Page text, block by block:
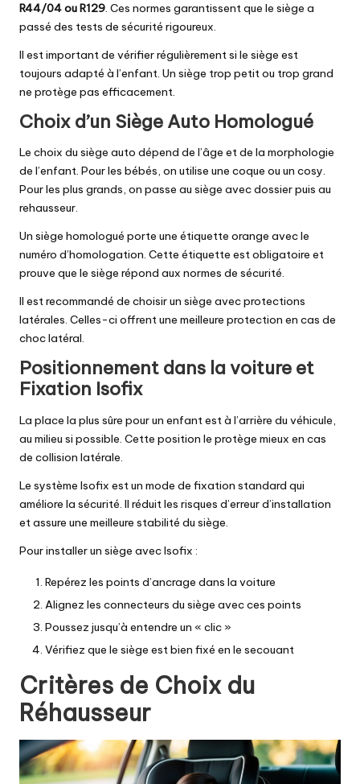
R44/04 ou R129. Ces normes garantissent que le siège a
passé des tests de sécurité rigoureux.
Il est important de vérifier régulièrement si le siège est
toujours adapté à l’enfant. Un siège trop petit ou trop grand
ne protège pas efficacement.
Choix d’un Siège Auto Homologué
Le choix du siège auto dépend de l’âge et de la morphologie
de l’enfant. Pour les bébés, on utilise une coque ou un cosy.
Pour les plus grands, on passe au siège avec dossier puis au
rehausseur.
Un siège homologué porte une étiquette orange avec le
numéro d’homologation. Cette étiquette est obligatoire et
prouve que le siège répond aux normes de sécurité.
Il est recommandé de choisir un siège avec protections
latérales. Celles-ci offrent une meilleure protection en cas de
choc latéral.
Positionnement dans la voiture et
Fixation Isofix
La place la plus sûre pour un enfant est à l’arrière du véhicule,
au milieu si possible. Cette position le protège mieux en cas
de collision latérale.
Le système Isofix est un mode de fixation standard qui
améliore la sécurité. Il réduit les risques d’erreur d’installation
et assure une meilleure stabilité du siège.
Pour installer un siège avec Isofix :
Repérez les points d’ancrage dans la voiture
Alignez les connecteurs du siège avec ces points
Poussez jusqu’à entendre un « clic »
Vérifiez que le siège est bien fixé en le secouant
Critères de Choix du
Réhausseur